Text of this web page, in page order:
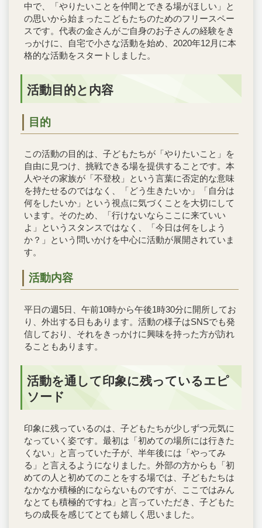
中で、「やりたいことを仲間とできる場がほしい」と
の思いから始まったこどもたちのためのフリースペー
スです。代表の金さんがご自身のお子さんの経験をき
っかけに、自宅で小さな活動を始め、2020年12月に本
格的な活動をスタートしました。
活動目的と内容
目的
この活動の目的は、子どもたちが「やりたいこと」を
自由に見つけ、挑戦できる場を提供することです。本
人やその家族が「不登校」という言葉に否定的な意味
を持たせるのではなく、「どう生きたいか」「自分は
何をしたいか」という視点に気づくことを大切にして
います。そのため、「行けないならここに来ていい
よ」というスタンスではなく、「今日は何をしよう
か？」という問いかけを中心に活動が展開されていま
す。
活動内容
平日の週5日、午前10時から午後1時30分に開所してお
り、外出する日もあります。活動の様子はSNSでも発
信しており、それをきっかけに興味を持った方が訪れ
ることもあります。
活動を通して印象に残っているエピ
ソード
印象に残っているのは、子どもたちが少しずつ元気に
なっていく姿です。最初は「初めての場所には行きた
くない」と言っていた子が、半年後には「やってみ
る」と言えるようになりました。外部の方からも「初
めての人と初めてのことをする場では、子どもたちは
なかなか積極的にならないものですが、ここではみん
なとても積極的ですね」と言っていただき、子どもた
ちの成長を感じてとても嬉しく思いました。